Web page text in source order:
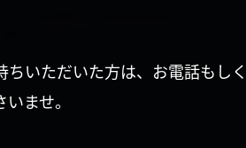
いただいた方は、お電話もし
ませ。